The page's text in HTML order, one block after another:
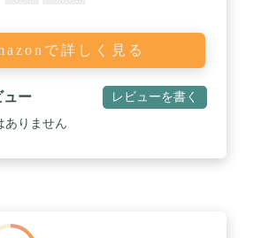
で詳しく見る
ュー レビューを書く
ありません